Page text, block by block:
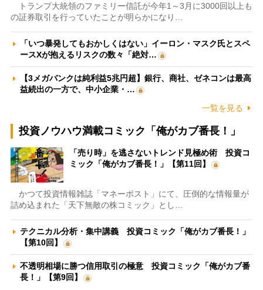
トランプ大統領のファミリー信託が今年1～3月に3000回以上も
の証券取引を行っていたことが明らかになり…
「いつ暴発してもおかしくはない」イーロン・マスク氏とスペ
ースXが抱えるリスクの数々「絶対…
【3メガバンクは純利益5兆円超】銀行、商社、ゼネコンは最高
益続出の一方で、中小企業・…
一覧を見る
投資ノウハウ満載コミック「俺がカブ番長！」
「売り時」を逃さないトレンド見極め術 投資コ
ミック「俺がカブ番長！」【第11回】
かつて投資情報雑誌「マネーポスト」にて、圧倒的な情報量が
詰め込まれた「天下無敵の株コミック」とし…
テクニカル分析・集中講義 投資コミック「俺がカブ番長！」
【第10回】
不透明相場に勝つ信用取引の極意 投資コミック「俺がカブ番
長！」【第9回】